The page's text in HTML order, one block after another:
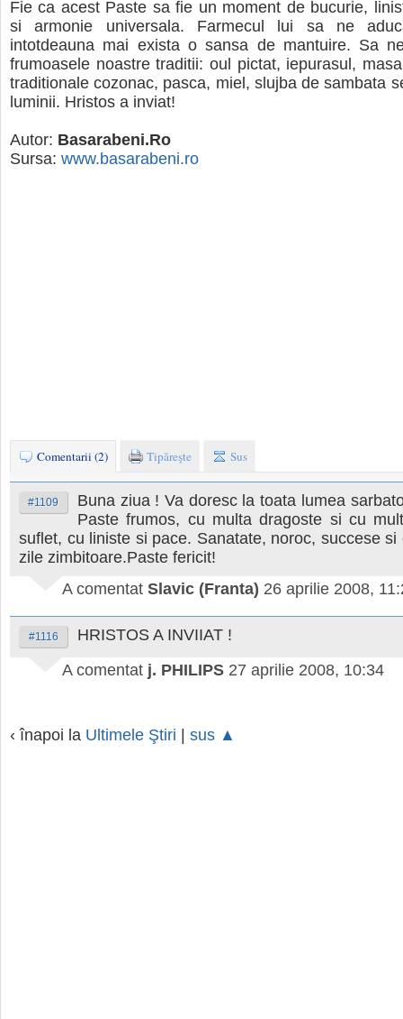
Fie ca acest Paste sa fie un moment de bucurie,
si armonie universala. Farmecul lui sa ne
intotdeauna mai exista o sansa de mantuire. Sa
frumoasele noastre traditii: oul pictat, iepurasul,
traditionale cozonac, pasca, miel, slujba de sambata
luminii. Hristos a inviat!
Autor: Basarabeni.Ro
Sursa: www.basarabeni.ro
Comentarii (2) Tipăreşte Sus
#1109
Buna ziua ! Va doresc la toata lumea
Paste frumos, cu multa dragoste si cu
suflet, cu liniste si pace. Sanatate, noroc, succese si
zile zimbitoare.Paste fericit!
A comentat Slavic (Franta) 26 aprilie 2008,
#1116
HRISTOS A INVIIAT !
A comentat j. PHILIPS 27 aprilie 2008, 10:34
‹ înapoi la Ultimele Ştiri | sus ▲